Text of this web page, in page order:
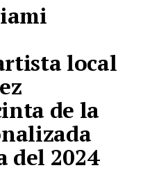
local
de la
del 2024